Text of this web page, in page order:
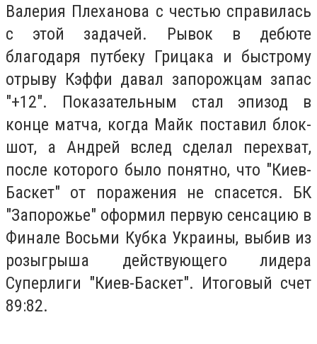
Валерия Плеханова с честью справилась
с этой задачей. Рывок в дебюте
благодаря путбеку Грицака и быстрому
отрыву Кэффи давал запорожцам запас
"+12". Показательным стал эпизод в
конце матча, когда Майк поставил блок-
шот, а Андрей вслед сделал перехват,
после которого было понятно, что "Киев-
Баскет" от поражения не спасется. БК
"Запорожье" оформил первую сенсацию в
Финале Восьми Кубка Украины, выбив из
розыгрыша действующего лидера
Суперлиги "Киев-Баскет". Итоговый счет
89:82.